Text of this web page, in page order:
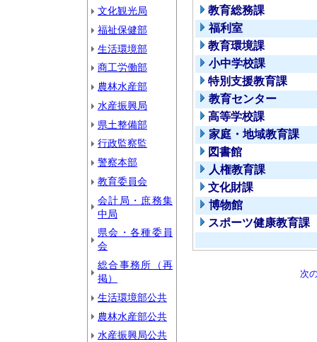
文化観光局
福祉保健部
生活環境部
商工労働部
農林水産部
水産振興局
県土整備部
行政監察監
警察本部
教育委員会
会計局・庶務集
中局
県会・各種委員
会
総合事務所（再
掲）
生活環境部公共
農林水産部公共
水産振興局公共
教育総務課
福利室
教育環境課
小中学校課
特別支援教育課
教育センター
高等学校課
家庭・地域教育課
図書館
人権教育課
文化財課
博物館
スポーツ健康教育課
次